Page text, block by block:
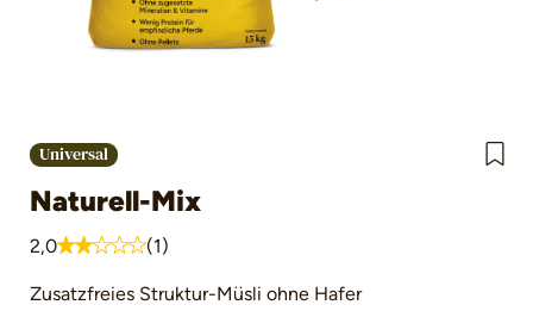
Naturell-Mix
Universal
2,0
Durchschnittliche Bewertung von 2 von 5 Sternen
(1)
Zusatzfreies Struktur-Müsli ohne Hafer